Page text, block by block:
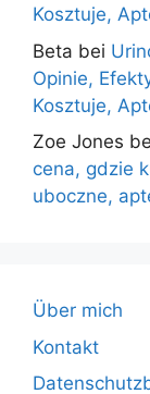
Kosztuje,
Beta bei
Opinie,
Kosztuje,
Zoe Jones
cena, gdzie
uboczne,
Über mich
Kontakt